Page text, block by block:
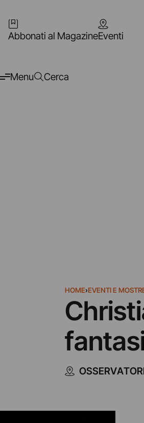
Abbonati al MagazineEventi
Menu Cerca
HOME›EVENTI E